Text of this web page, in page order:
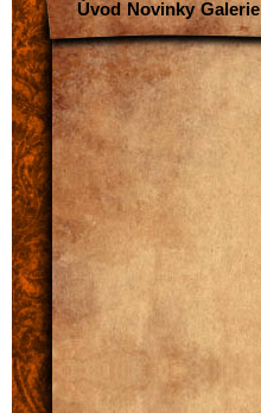
Úvod Novinky Galerie